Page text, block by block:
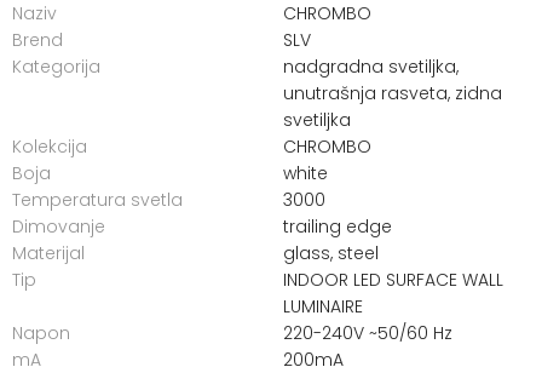
Naziv
CHROMBO
Brend
SLV
Kategorija
nadgradna svetiljka,
unutrašnja rasveta, zidna
svetiljka
Kolekcija
CHROMBO
Boja
white
Temperatura svetla
3000
Dimovanje
trailing edge
Materijal
glass, steel
Tip
INDOOR LED SURFACE WALL
LUMINAIRE
Napon
220-240V ~50/60 Hz
mA
200mA